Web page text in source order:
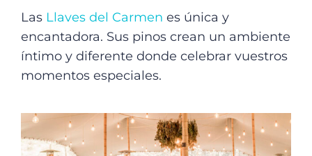
Las Llaves del Carmen es única y
encantadora. Sus pinos crean un ambiente
íntimo y diferente donde celebrar vuestros
momentos especiales.